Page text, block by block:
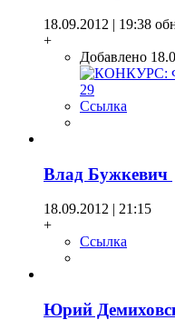
18.09.2012 | 19:38
+
Добавлено
Ссылка
Влад Бужкевич
18.09.2012 | 21:15
+
Ссылка
Юрий